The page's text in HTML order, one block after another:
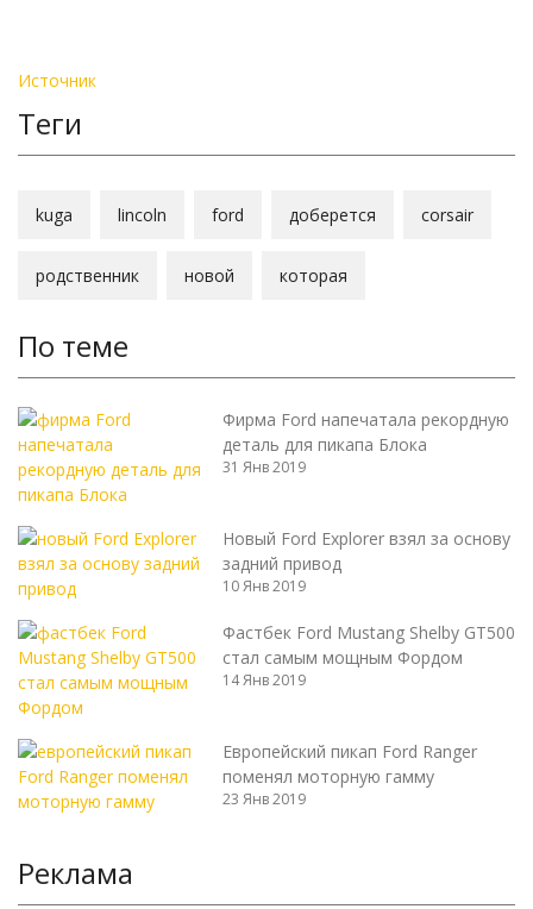
Источник
Теги
kuga lincoln ford доберется corsair
родственник новой которая
По теме
Фирма Ford напечатала рекордную
деталь для пикапа Блока
31 Янв 2019
Новый Ford Explorer взял за основу
задний привод
10 Янв 2019
Фастбек Ford Mustang Shelby GT500
стал самым мощным Фордом
14 Янв 2019
Европейский пикап Ford Ranger
поменял моторную гамму
23 Янв 2019
Реклама